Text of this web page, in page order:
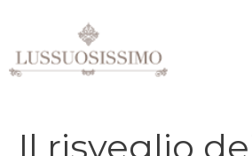
contenuto
Il risveglio